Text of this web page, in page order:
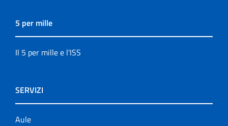
5 per mille
Il 5 per mille e l'ISS
SERVIZI
Aule